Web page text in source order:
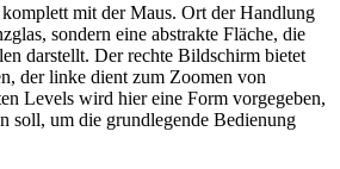
mit der Maus. Ort der Handlung
sondern eine abstrakte Fläche, die
darstellt. Der rechte Bildschirm bietet
der linke dient zum Zoomen von
Levels wird hier eine Form vorgegeben,
soll, um die grundlegende Bedienung